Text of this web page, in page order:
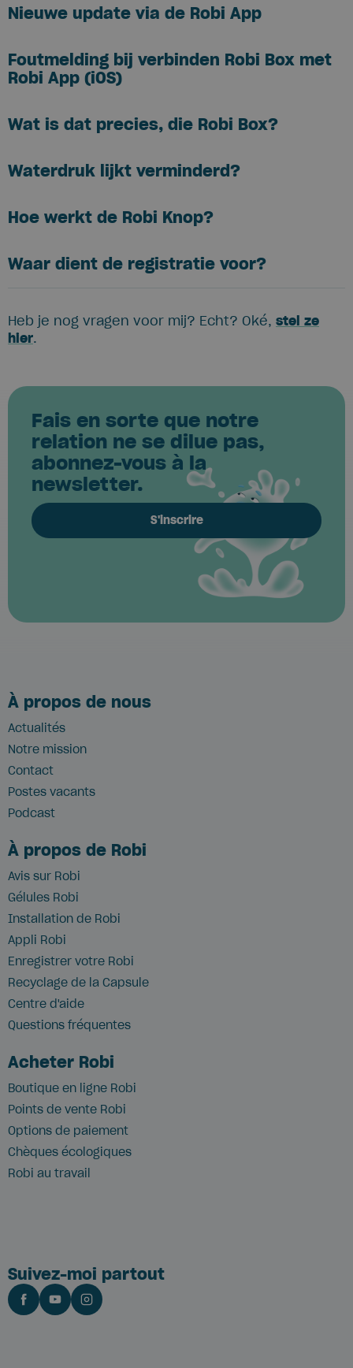
Nieuwe update via de Robi App
Foutmelding bij verbinden Robi Box met
Robi App (iOS)
Wat is dat precies, die Robi Box?
Waterdruk lijkt verminderd?
Hoe werkt de Robi Knop?
Waar dient de registratie voor?
Heb je nog vragen voor mij? Echt? Oké, stel ze
hier.
Fais en sorte que notre
relation ne se dilue pas,
abonnez-vous à la
newsletter.
S'inscrire
À propos de nous
Actualités
Notre mission
Contact
Postes vacants
Podcast
À propos de Robi
Avis sur Robi
Gélules Robi
Installation de Robi
Appli Robi
Enregistrer votre Robi
Recyclage de la Capsule
Centre d'aide
Questions fréquentes
Acheter Robi
Boutique en ligne Robi
Points de vente Robi
Options de paiement
Chèques écologiques
Robi au travail
Suivez-moi partout